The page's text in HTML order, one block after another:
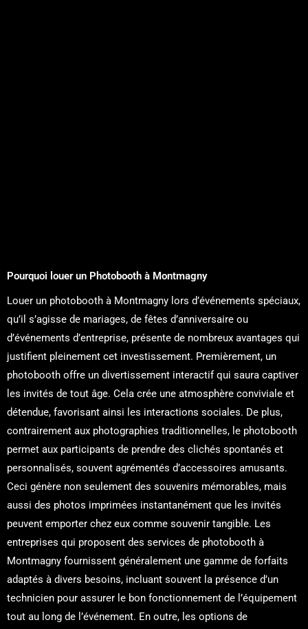
Pourquoi louer un Photobooth à Montmagny
Louer un photobooth à Montmagny lors d’événements spéciaux,
qu’il s’agisse de mariages, de fêtes d’anniversaire ou
d’événements d’entreprise, présente de nombreux avantages qui
justifient pleinement cet investissement. Premièrement, un
photobooth offre un divertissement interactif qui saura captiver
les invités de tout âge. Cela crée une atmosphère conviviale et
détendue, favorisant ainsi les interactions sociales. De plus,
contrairement aux photographies traditionnelles, le photobooth
permet aux participants de prendre des clichés spontanés et
personnalisés, souvent agrémentés d’accessoires amusants.
Ceci génère non seulement des souvenirs mémorables, mais
aussi des photos imprimées instantanément que les invités
peuvent emporter chez eux comme souvenir tangible. Les
entreprises qui proposent des services de photobooth à
Montmagny fournissent généralement une gamme de forfaits
adaptés à divers besoins, incluant souvent la présence d’un
technicien pour assurer le bon fonctionnement de l’équipement
tout au long de l’événement. En outre, les options de